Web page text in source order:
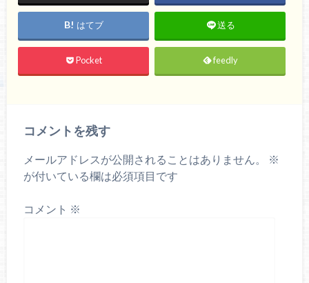
はてブ 送る
Pocket feedly
コメントを残す
メールアドレスが公開されることはありません。
※
が付いている欄は必須項目です
コメント ※